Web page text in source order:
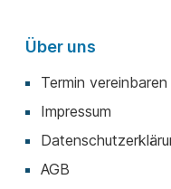
Über uns
Termin vereinbaren
Impressum
AGB